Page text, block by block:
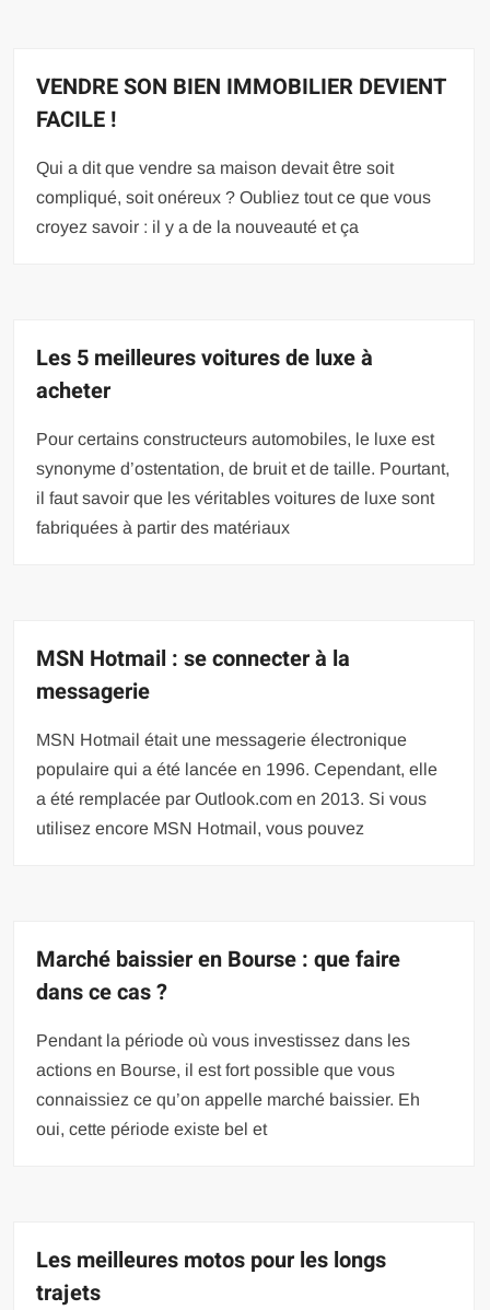
VENDRE SON BIEN IMMOBILIER DEVIENT
FACILE !
Qui a dit que vendre sa maison devait être soit
compliqué, soit onéreux ? Oubliez tout ce que vous
croyez savoir : il y a de la nouveauté et ça
Les 5 meilleures voitures de luxe à
acheter
Pour certains constructeurs automobiles, le luxe est
synonyme d’ostentation, de bruit et de taille. Pourtant,
il faut savoir que les véritables voitures de luxe sont
fabriquées à partir des matériaux
MSN Hotmail : se connecter à la
messagerie
MSN Hotmail était une messagerie électronique
populaire qui a été lancée en 1996. Cependant, elle
a été remplacée par Outlook.com en 2013. Si vous
utilisez encore MSN Hotmail, vous pouvez
Marché baissier en Bourse : que faire
dans ce cas ?
Pendant la période où vous investissez dans les
actions en Bourse, il est fort possible que vous
connaissiez ce qu’on appelle marché baissier. Eh
oui, cette période existe bel et
Les meilleures motos pour les longs
trajets